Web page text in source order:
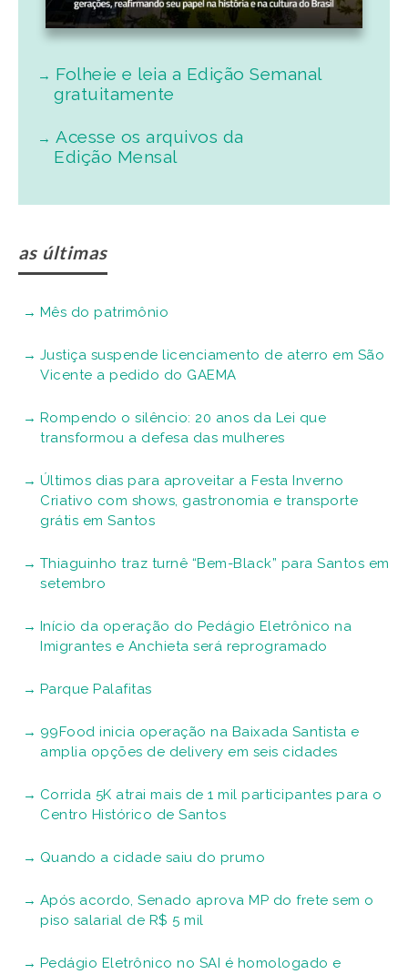
Folheie e leia a Edição Semanal
gratuitamente
Acesse os arquivos da
Edição Mensal
as últimas
Mês do patrimônio
Justiça suspende licenciamento de aterro em São
Vicente a pedido do GAEMA
Rompendo o silêncio: 20 anos da Lei que
transformou a defesa das mulheres
Últimos dias para aproveitar a Festa Inverno
Criativo com shows, gastronomia e transporte
grátis em Santos
Thiaguinho traz turnê “Bem-Black” para Santos em
setembro
Início da operação do Pedágio Eletrônico na
Imigrantes e Anchieta será reprogramado
Parque Palafitas
99Food inicia operação na Baixada Santista e
amplia opções de delivery em seis cidades
Corrida 5K atrai mais de 1 mil participantes para o
Centro Histórico de Santos
Quando a cidade saiu do prumo
Após acordo, Senado aprova MP do frete sem o
piso salarial de R$ 5 mil
Pedágio Eletrônico no SAI é homologado e